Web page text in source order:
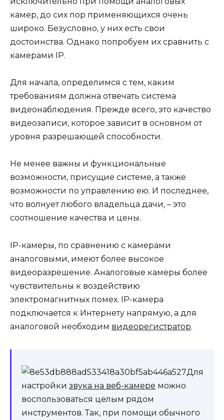
камер, до сих пор применяющихся очень
широко. Безусловно, у них есть свои
достоинства. Однако попробуем их сравнить с
камерами IP.
Для начала, определимся с тем, каким
требованиям должна отвечать система
видеонаблюдения. Прежде всего, это качество
видеозаписи, которое зависит в основном от
уровня разрешающей способности.
Не менее важны и функциональные
возможности, присущие системе, а также
возможности по управлению ею. И последнее,
что волнует любого владельца дачи, – это
соотношение качества и цены.
IP-камеры, по сравнению с камерами
аналоговыми, имеют более высокое
видеоразрешение. Аналоговые камеры более
чувствительны к воздействию
электромагнитных помех. IP-камера
подключается к Интернету напрямую, а для
аналоговой необходим видеорегистратор.
Для
настройки звука на веб-камере можно
воспользоваться целым рядом
инструментов. Так, при помощи обычного